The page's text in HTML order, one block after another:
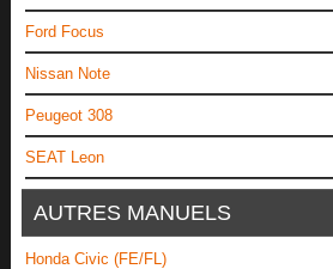
Ford Focus
Nissan Note
Peugeot 308
SEAT Leon
AUTRES MANUELS
Honda Civic (FE/FL)